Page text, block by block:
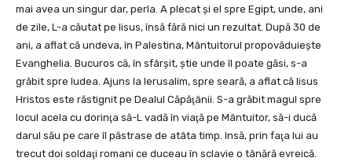
mai avea un singur dar, perla. A plecat şi el spre Egipt, unde, ani
de zile, L-a căutat pe Iisus, însă fără nici un rezultat. După 30 de
ani, a aflat că undeva, în Palestina, Mântuitorul propovăduieşte
Evanghelia. Bucuros că, în sfârşit, ştie unde îl poate găsi, s-a
grăbit spre ludea. Ajuns la Ierusalim, spre seară, a aflat că Iisus
Hristos este răstignit pe Dealul Căpăţânii. S-a grăbit magul spre
locul acela cu dorinţa să-L vadă în viaţă pe Mântuitor, să-i ducă
darul său pe care îl păstrase de atâta timp. Insă, prin faţa lui au
trecut doi soldaţi romani ce duceau în sclavie o tânără evreică.